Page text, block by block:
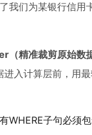
我们为某银行信用
（精准裁剪原始数
进入计算层前，用
WHERE子句必须